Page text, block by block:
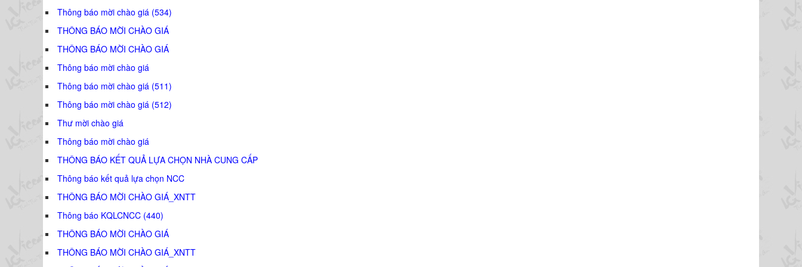
Thông báo mời chào giá (534)
THÔNG BÁO MỜI CHÀO GIÁ
THÔNG BÁO MỜI CHÀO GIÁ
Thông báo mời chào giá
Thông báo mời chào giá (511)
Thông báo mời chào giá (512)
Thư mời chào giá
Thông báo mời chào giá
THÔNG BÁO KẾT QUẢ LỰA CHỌN NHÀ CUNG CẤP
Thông báo kết quả lựa chọn NCC
THÔNG BÁO MỜI CHÀO GIÁ_XNTT
Thông báo KQLCNCC (440)
THÔNG BÁO MỜI CHÀO GIÁ
THÔNG BÁO MỜI CHÀO GIÁ_XNTT